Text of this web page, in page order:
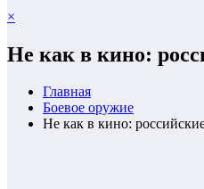
×
Не как в кино:
Главная
Боевое оружие
Не как в кино: